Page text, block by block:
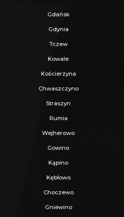
Oferujemy skuteczną i
uzyskaniu kredytu.
Zapewniamy fachowe
pod inwestycję.
Wszystkie nasze
ubezpieczeniem OC w PZU.
Z nami u Notariusza
Specjalną.
Więcej podobnych ofert
stronie:
Gdańsk
Gdynia
Tczew
Kowale
Kościerzyna
Chwaszczyno
Straszyn
Rumia
Wejherowo
Gowino
Kąpino
Kębłowo
Choczewo
Gniewino